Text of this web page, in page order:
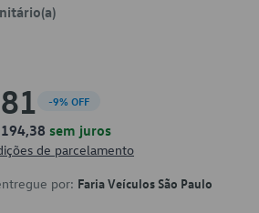
-9% OFF
sem juros
de parcelamento
por: Faria Veículos São Paulo